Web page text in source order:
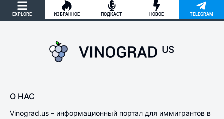
EXPLORE ИЗБРАННОЕ ПОДКАСТ НОВОЕ TELEGRAM
О НАС
Vinograd.us – информационный портал для иммигрантов в